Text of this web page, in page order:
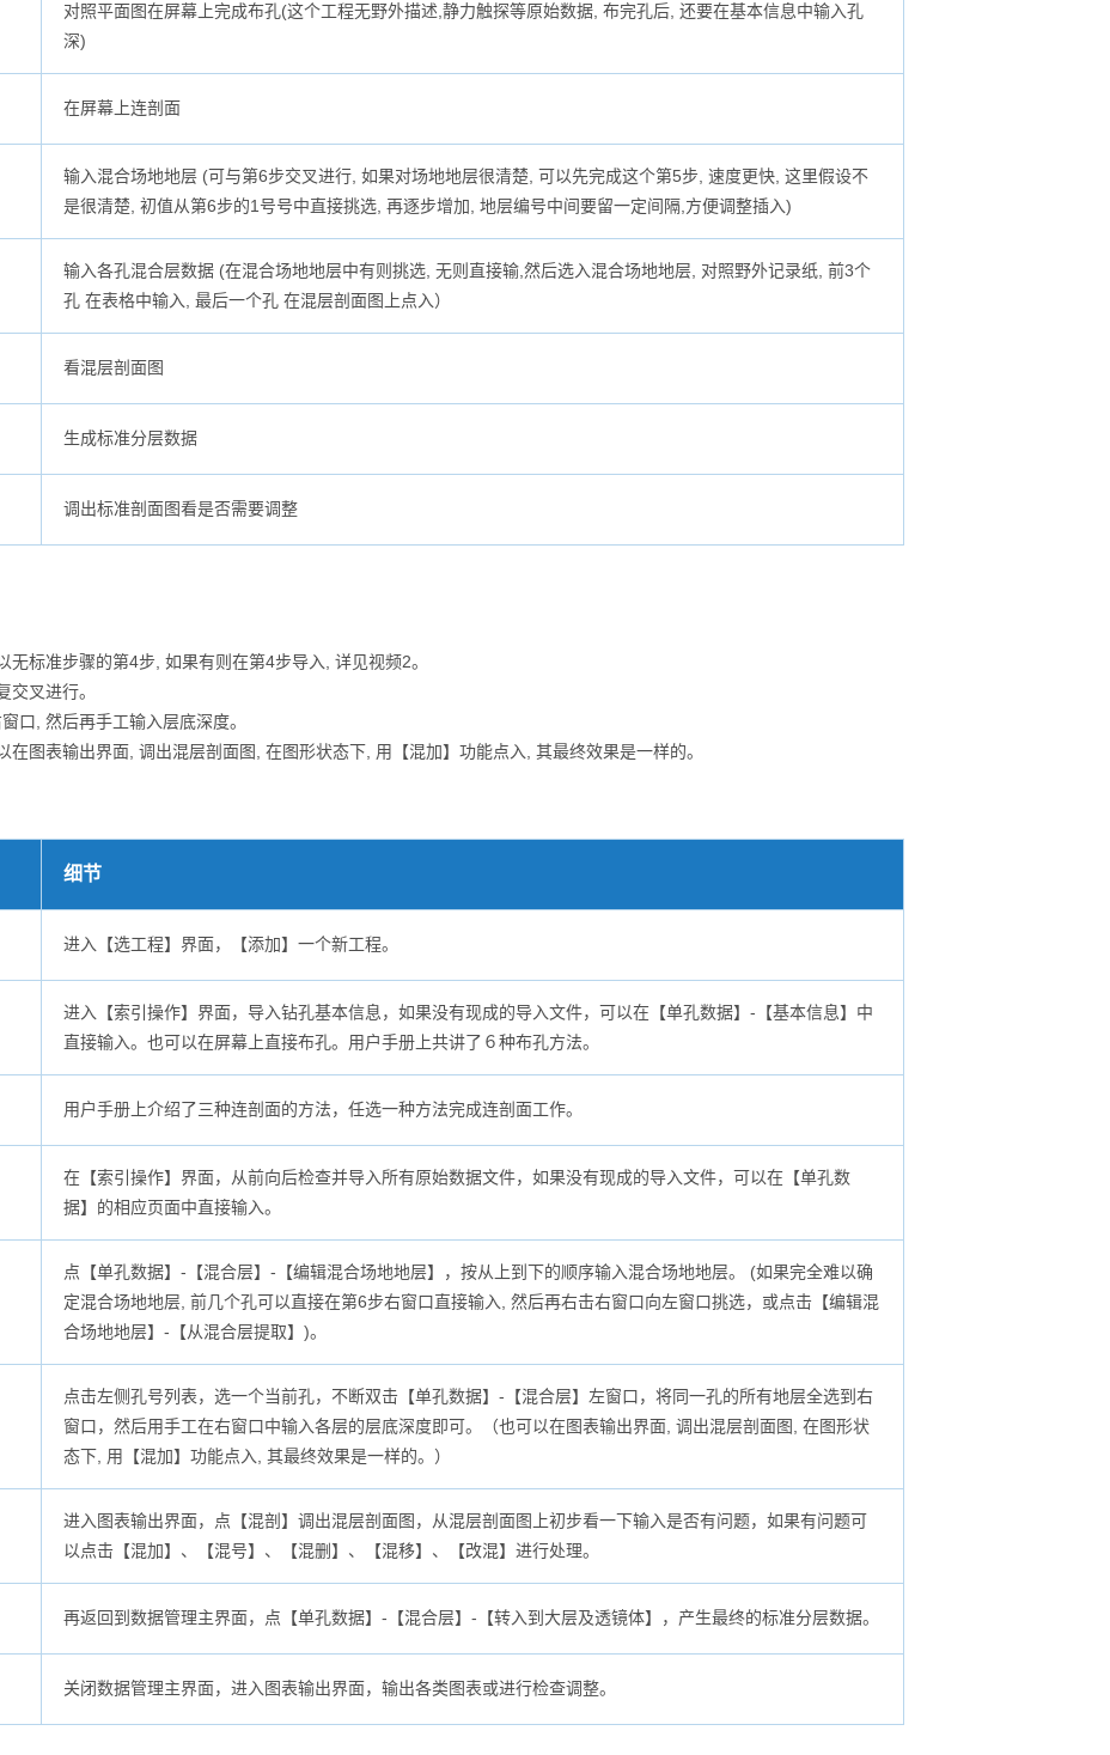
对照平面图在屏幕上完成布孔(这个工程无野外描述,静力触探等原始数据, 布完孔后, 还要在基本信息中输入孔
深)
在屏幕上连剖面
输入混合场地地层 (可与第6步交叉进行, 如果对场地地层很清楚, 可以先完成这个第5步, 速度更快, 这里假设不
是很清楚, 初值从第6步的1号号中直接挑选, 再逐步增加, 地层编号中间要留一定间隔,方便调整插入)
输入各孔混合层数据 (在混合场地地层中有则挑选, 无则直接输,然后选入混合场地地层, 对照野外记录纸, 前3个
孔 在表格中输入, 最后一个孔 在混层剖面图上点入）
看混层剖面图
生成标准分层数据
调出标准剖面图看是否需要调整
标准步骤的第4步, 如果有则在第4步导入, 详见视频2。
叉进行。
, 然后再手工输入层底深度。
表输出界面, 调出混层剖面图, 在图形状态下, 用【混加】功能点入, 其最终效果是一样的。
细节
进入【选工程】界面，【添加】一个新工程。
进入【索引操作】界面，导入钻孔基本信息，如果没有现成的导入文件，可以在【单孔数据】-【基本信息】中
直接输入。也可以在屏幕上直接布孔。用户手册上共讲了６种布孔方法。
用户手册上介绍了三种连剖面的方法，任选一种方法完成连剖面工作。
在【索引操作】界面，从前向后检查并导入所有原始数据文件，如果没有现成的导入文件，可以在【单孔数
据】的相应页面中直接输入。
点【单孔数据】-【混合层】-【编辑混合场地地层】，按从上到下的顺序输入混合场地地层。 (如果完全难以确
定混合场地地层, 前几个孔可以直接在第6步右窗口直接输入, 然后再右击右窗口向左窗口挑选，或点击【编辑混
合场地地层】-【从混合层提取】)。
点击左侧孔号列表，选一个当前孔，不断双击【单孔数据】-【混合层】左窗口，将同一孔的所有地层全选到右
窗口，然后用手工在右窗口中输入各层的层底深度即可。（也可以在图表输出界面, 调出混层剖面图, 在图形状
态下, 用【混加】功能点入, 其最终效果是一样的。）
进入图表输出界面，点【混剖】调出混层剖面图，从混层剖面图上初步看一下输入是否有问题，如果有问题可
以点击【混加】、【混号】、【混删】、【混移】、【改混】进行处理。
再返回到数据管理主界面，点【单孔数据】-【混合层】-【转入到大层及透镜体】，产生最终的标准分层数据。
关闭数据管理主界面，进入图表输出界面，输出各类图表或进行检查调整。